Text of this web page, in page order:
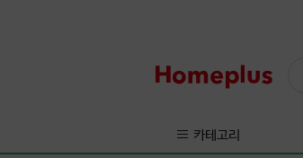
카테고리